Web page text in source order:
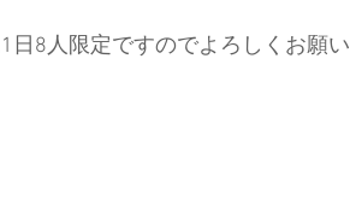
日8人限定ですのでよろしくお願い